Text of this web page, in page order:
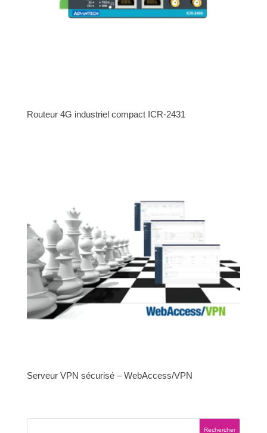
Routeur 4G industriel compact ICR-2431
Serveur VPN sécurisé – WebAccess/VPN